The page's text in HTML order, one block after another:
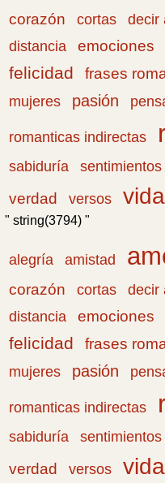
corazón
cortas decir
distancia emociones
felicidad frases
mujeres
pasión
romanticas indirectas
sabiduría sentimientos
verdad
versos vida
" string(3794) "
alegría amistad
corazón
cortas decir
distancia emociones
felicidad frases
mujeres
pasión
romanticas indirectas
sabiduría sentimientos
verdad
versos vida